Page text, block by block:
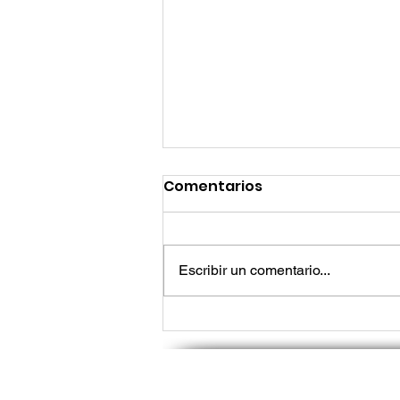
Lo que los líderes de
Comentarios
Escribir un comentario...